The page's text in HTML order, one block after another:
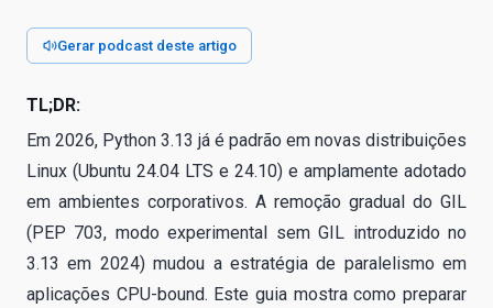
Gerar podcast deste artigo
TL;DR:
Em 2026, Python 3.13 já é padrão em novas distribuições
Linux (Ubuntu 24.04 LTS e 24.10) e amplamente adotado
em ambientes corporativos. A remoção gradual do GIL
(PEP 703, modo experimental sem GIL introduzido no
3.13 em 2024) mudou a estratégia de paralelismo em
aplicações CPU-bound. Este guia mostra como preparar